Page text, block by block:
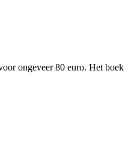
ongeveer 80 euro. Het boek